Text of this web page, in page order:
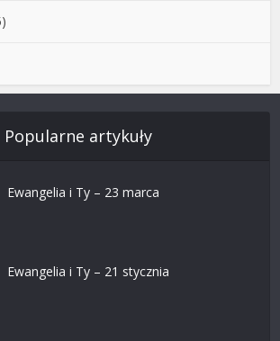
Popularne artykuły
Ewangelia i Ty – 23 marca
Ewangelia i Ty – 21 stycznia